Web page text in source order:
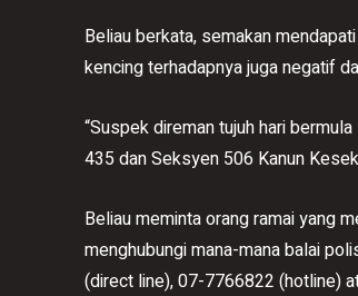
Beliau berkata, semakan
kencing terhadapnya juga negatif
“Suspek direman tujuh hari
435 dan Seksyen 506 Kanun
Beliau meminta orang ramai yang
menghubungi mana-mana balai
(direct line), 07-7766822 (hotline)